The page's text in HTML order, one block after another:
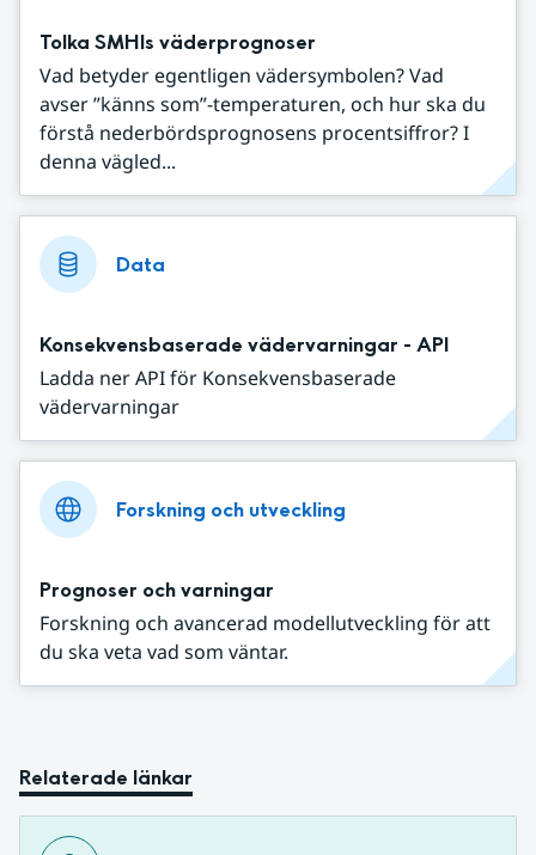
Tolka SMHIs väderprognoser
Vad betyder egentligen vädersymbolen? Vad
avser ”känns som”-temperaturen, och hur ska du
förstå nederbördsprognosens procentsiffror? I
denna vägled...
Data
Konsekvensbaserade vädervarningar - API
Ladda ner API för Konsekvensbaserade
vädervarningar
Forskning och utveckling
Prognoser och varningar
Forskning och avancerad modellutveckling för att
du ska veta vad som väntar.
Relaterade länkar